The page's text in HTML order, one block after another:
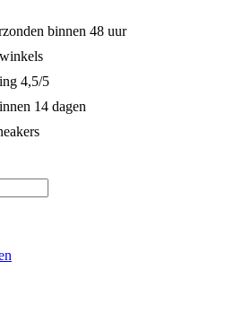
binnen 48 uur
4,5/5
14 dagen